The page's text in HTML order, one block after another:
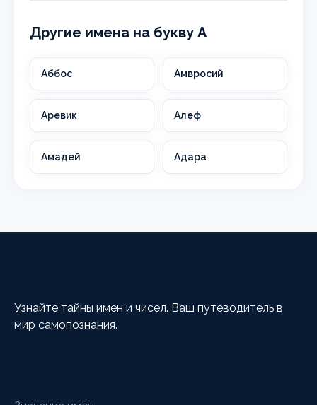
Другие имена на букву А
Аббос Амвросий
Аревик Алеф
Амадей Адара
Узнайте тайны имен и чисел. Ваш путеводитель в
мир самопознания.